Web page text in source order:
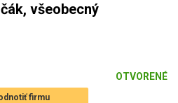
všeobecný
OTVORENÉ
firmu